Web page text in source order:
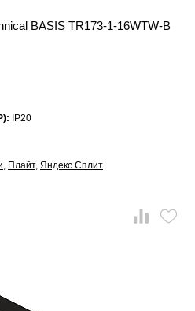
BASIS TR173-1-16WTW-B
IP20
, Плайт, Яндекс.Сплит